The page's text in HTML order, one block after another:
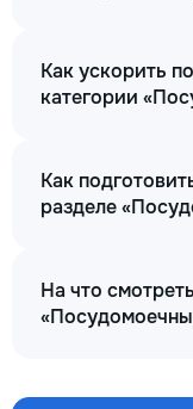
Как ускорить
категории
Как
разделе
На что